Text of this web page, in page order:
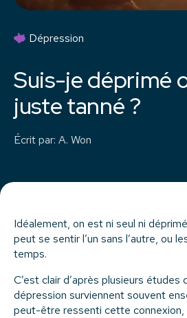
Dépression
Suis-je déprimé
juste tanné ?
Écrit par: A. Won
Idéalement, on est ni seul ni
peut se sentir l’un sans l’autre, ou
temps.
C’est clair d’après plusieurs études
dépression surviennent souvent
peut-être ressenti cette connexion,